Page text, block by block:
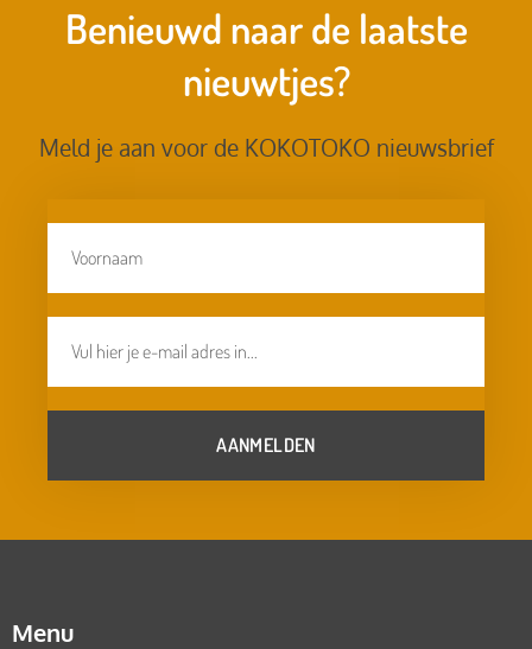
Benieuwd naar de laatste
nieuwtjes?
Meld je aan voor de KOKOTOKO nieuwsbrief
AANMELDEN
Menu